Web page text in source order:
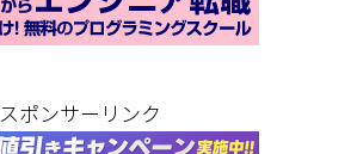
スポンサーリンク